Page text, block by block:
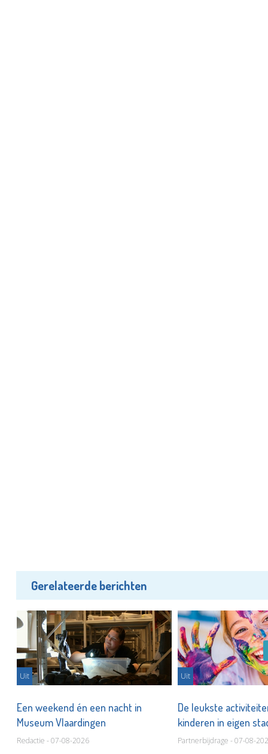
Gerelateerde berichten
Uit
Een weekend én een nacht in
Museum Vlaardingen
Redactie - 07-08-2026
Uit
De leukste
kinderen in eigen
Partnerbijdrage - 07-08-